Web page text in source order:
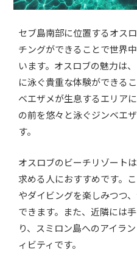
セブ島南部に位置するオス
チングができることで世界
います。オスロブの魅力は
に泳ぐ貴重な体験ができる
ベエザメが生息するエリア
の前を悠々と泳ぐジンベエ
す。
オスロブのビーチリゾート
求める人におすすめです。
やダイビングを楽しみつつ
できます。また、近隣には
り、スミロン島へのアイラ
ィビティです。